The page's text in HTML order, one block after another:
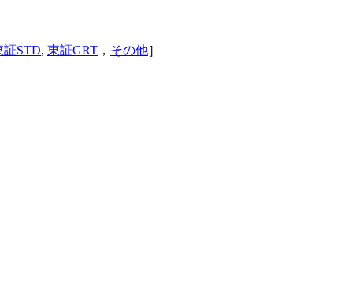
証STD, 東証GRT ， その他］